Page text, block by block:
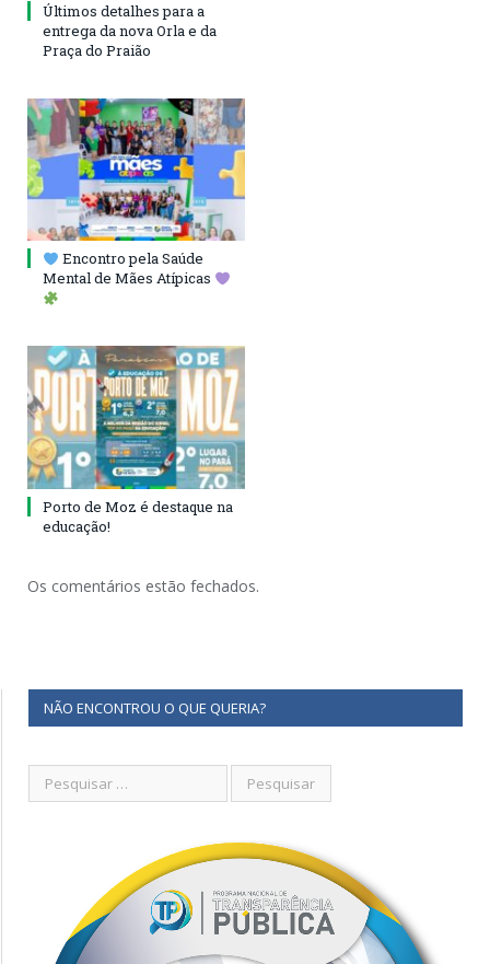
Últimos detalhes para a
entrega da nova Orla e da
Praça do Praião
Encontro pela Saúde
Mental de Mães Atípicas
Porto de Moz é destaque na
educação!
Os comentários estão fechados.
NÃO ENCONTROU O QUE QUERIA?